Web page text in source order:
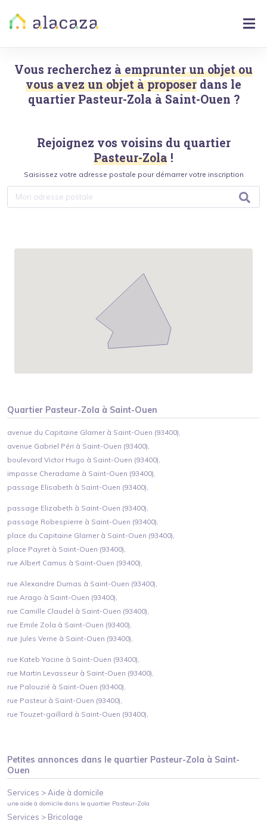
Vous recherchez à emprunter un objet ou
vous avez un objet à proposer dans le
quartier Pasteur-Zola à Saint-Ouen ?
Rejoignez vos voisins du quartier
Pasteur-Zola !
Saisissez votre adresse postale pour démarrer votre inscription
Quartier Pasteur-Zola à Saint-Ouen
avenue du Capitaine Glarner à Saint-Ouen (93400),
avenue Gabriel Péri à Saint-Ouen (93400),
boulevard Victor Hugo à Saint-Ouen (93400),
impasse Cheradame à Saint-Ouen (93400),
passage Elisabeth à Saint-Ouen (93400),
passage Elizabeth à Saint-Ouen (93400),
passage Robespierre à Saint-Ouen (93400),
place du Capitaine Glarner à Saint-Ouen (93400),
place Payret à Saint-Ouen (93400),
rue Albert Camus à Saint-Ouen (93400),
rue Alexandre Dumas à Saint-Ouen (93400),
rue Arago à Saint-Ouen (93400),
rue Camille Claudel à Saint-Ouen (93400),
rue Emile Zola à Saint-Ouen (93400),
rue Jules Verne à Saint-Ouen (93400),
rue Kateb Yacine à Saint-Ouen (93400),
rue Martin Levasseur à Saint-Ouen (93400),
rue Palouzié à Saint-Ouen (93400),
rue Pasteur à Saint-Ouen (93400),
rue Touzet-gaillard à Saint-Ouen (93400),
Petites annonces dans le quartier Pasteur-Zola à Saint-
Ouen
Services > Aide à domicile
une aide à domicile dans le quartier Pasteur-Zola
Services > Bricolage